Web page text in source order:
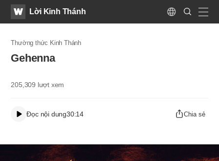
WATVLời Kinh Thánh
Language
Search
Submit
Thường thức Kinh Thánh
​Gehenna
205,309 lượt xem
Đọc nội dung30:14 Chia sẻ